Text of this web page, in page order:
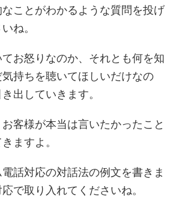
ことがわかるような質問を投げ
ね。
お怒りなのか、それとも何を知
持ちを聴いてほしいだけなの
出していきます。
客様が本当は言いたかったこと
ますよ。
話対応の対話法の例文を書きま
で取り入れてくださいね。